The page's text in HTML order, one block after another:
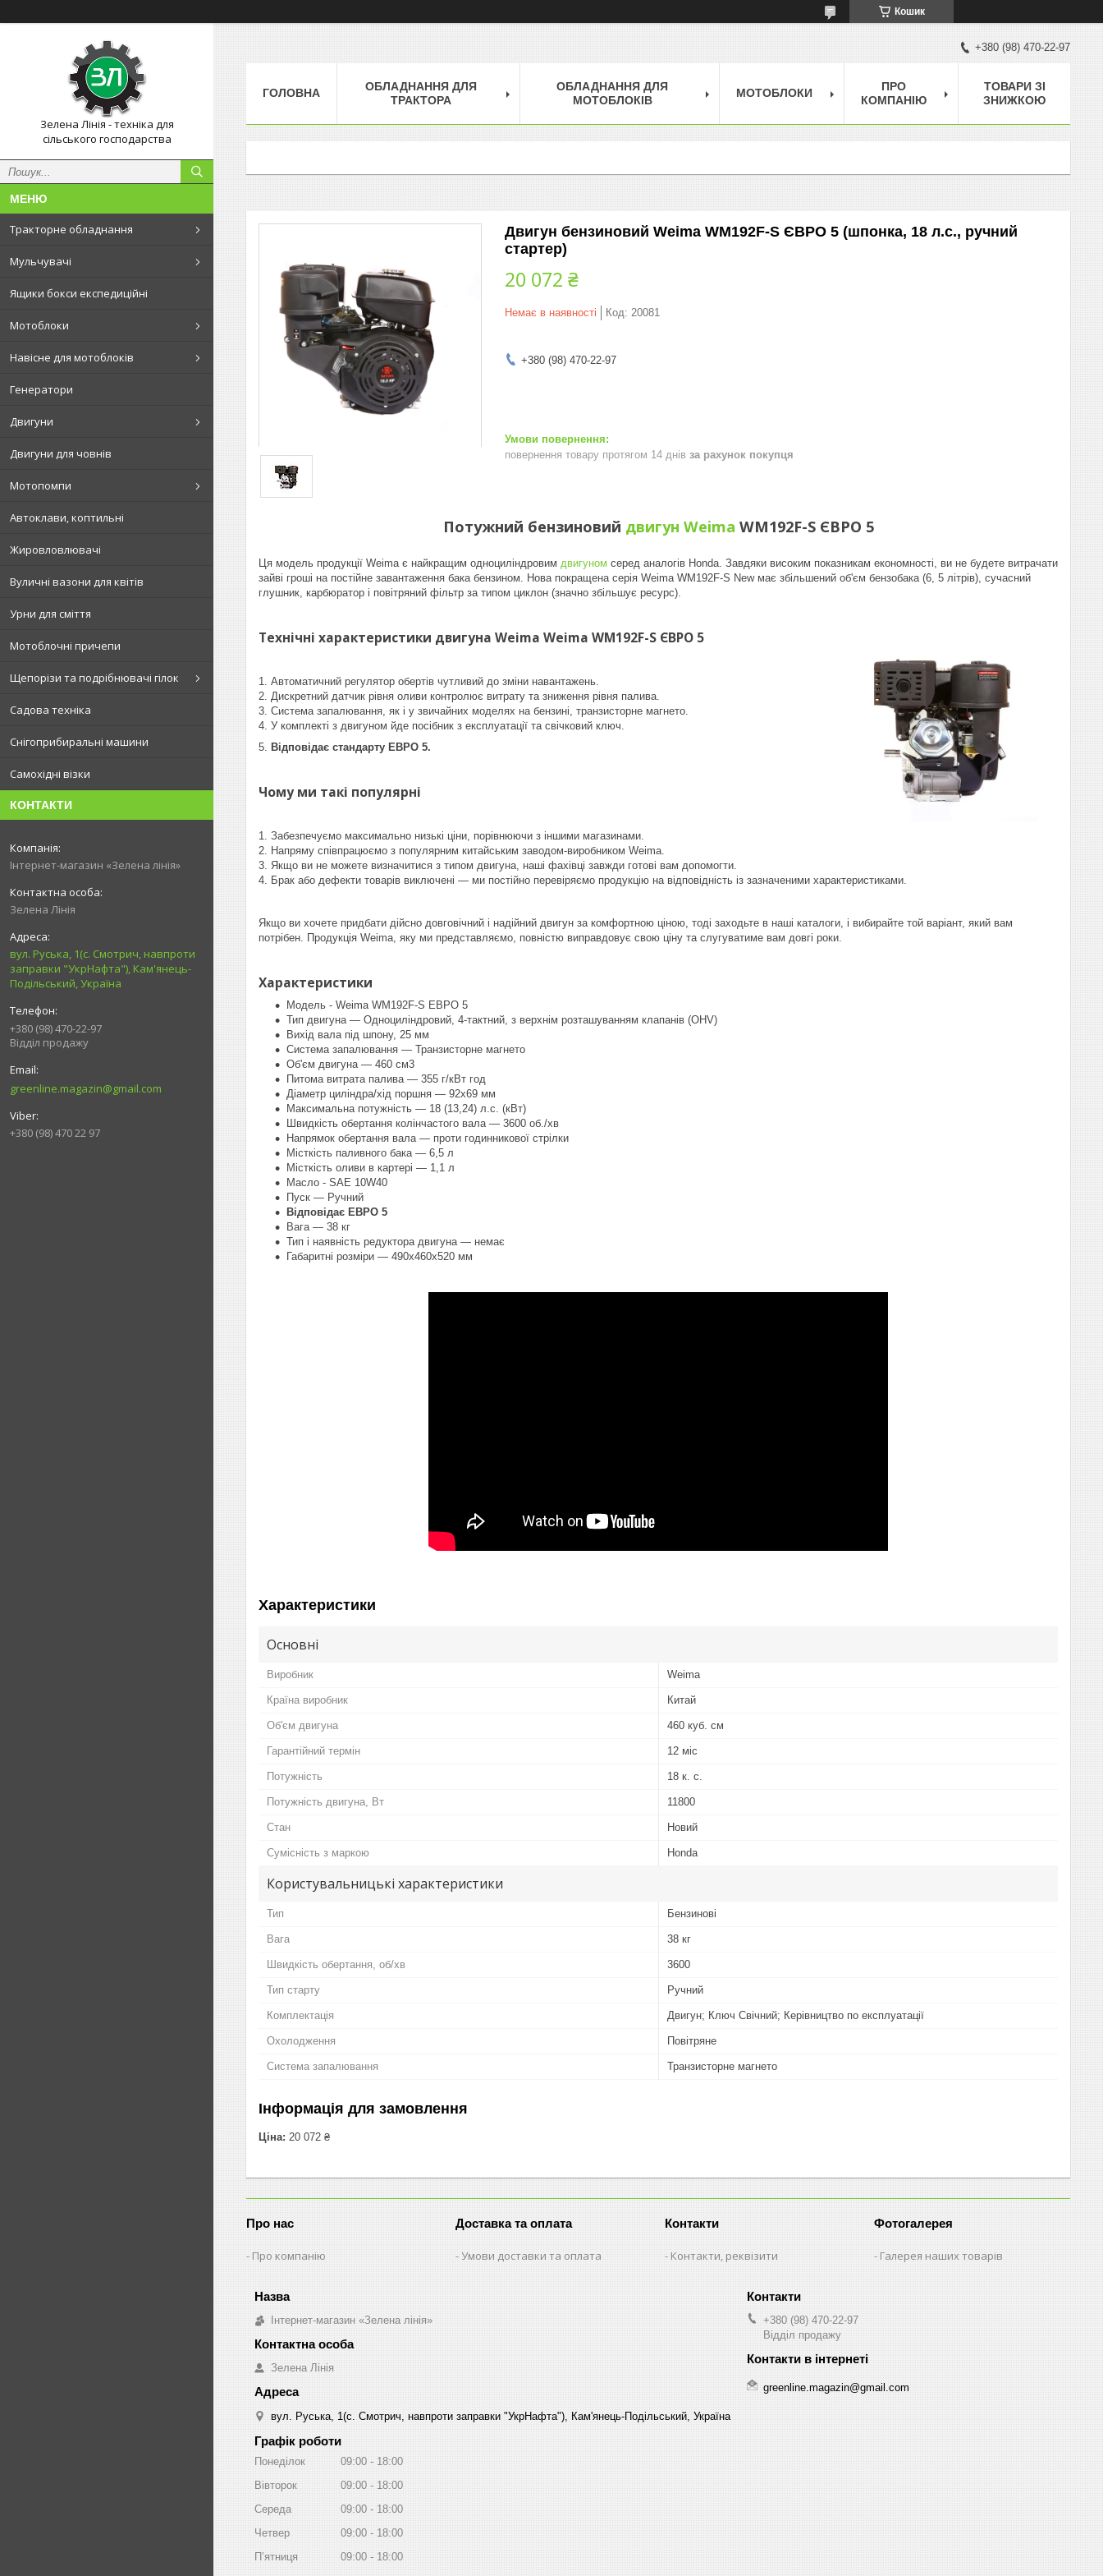
Кошик
Зелена Лінія - техніка для
сільського господарства
Тракторне обладнання
Мульчувачі
Ящики бокси експедиційні
Мотоблоки
Навісне для мотоблоків
Генератори
Двигуни
Двигуни для човнів
Мотопомпи
Автоклави, коптильні
Жировловлювачі
Вуличні вазони для квітів
Урни для сміття
Мотоблочні причепи
Щепорізи та подрібнювачі гілок
Садова техніка
Снігоприбиральні машини
Самохідні візки
КОНТАКТИ
Інтернет-магазин «Зелена лінія»
Зелена Лінія
вул. Руська, 1(с. Смотрич, навпроти
заправки "УкрНафта"), Кам'янець-
Подільський, Україна
+380 (98) 470-22-97
Відділ продажу
greenline.magazin@gmail.com
+380 (98) 470 22 97
+380 (98) 470-22-97
ГОЛОВНА
ОБЛАДНАННЯ ДЛЯ
ТРАКТОРА
ОБЛАДНАННЯ ДЛЯ
МОТОБЛОКІВ
МОТОБЛОКИ
ПРО
КОМПАНІЮ
ТОВАРИ ЗІ
ЗНИЖКОЮ
Двигун бензиновий Weima WM192F-S ЄВРО 5 (шпонка, 18 л.с., ручний
стартер)
20 072 ₴
Немає в наявності Код: 20081
+380 (98) 470-22-97
повернення товару протягом 14 днів за рахунок покупця
Потужний бензиновий двигун Weima WM192F-S ЄВРО 5
Ця модель продукції Weima є найкращим одноциліндровим двигуном серед аналогів Honda. Завдяки високим показникам економності, ви не будете витрачати
зайві гроші на постійне завантаження бака бензином. Нова покращена серія Weima WM192F-S New має збільшений об'єм бензобака (6, 5 літрів), сучасний
глушник, карбюратор і повітряний фільтр за типом циклон (значно збільшує ресурс).
Технічні характеристики двигуна Weima Weima WM192F-S ЄВРО 5
1. Автоматичний регулятор обертів чутливий до зміни навантажень.
2. Дискретний датчик рівня оливи контролює витрату та зниження рівня палива.
3. Система запалювання, як і у звичайних моделях на бензині, транзисторне магнето.
4. У комплекті з двигуном йде посібник з експлуатації та свічковий ключ.
5.
Відповідає стандарту ЕВРО 5.
Чому ми такі популярні
1. Забезпечуємо максимально низькі ціни, порівнюючи з іншими магазинами.
2. Напряму співпрацюємо з популярним китайським заводом-виробником Weima.
3. Якщо ви не можете визначитися з типом двигуна, наші фахівці завжди готові вам допомогти.
4. Брак або дефекти товарів виключені — ми постійно перевіряємо продукцію на відповідність із зазначеними характеристиками.
Якщо ви хочете придбати дійсно довговічний і надійний двигун за комфортною ціною, тоді заходьте в наші каталоги, і вибирайте той варіант, який вам
потрібен. Продукція Weima, яку ми представляємо, повністю виправдовує свою ціну та слугуватиме вам довгі роки.
Характеристики
Модель - Weima WM192F-S ЕВРО 5
Тип двигуна — Одноциліндровий, 4-тактний, з верхнім розташуванням клапанів (ОНV)
Вихід вала під шпону, 25 мм
Система запалювання — Транзисторне магнето
Об'єм двигуна — 460 см3
Питома витрата палива — 355 г/кВт год
Діаметр циліндра/хід поршня — 92х69 мм
Максимальна потужність — 18 (13,24) л.с. (кВт)
Швидкість обертання колінчастого вала — 3600 об./хв
Напрямок обертання вала — проти годинникової стрілки
Місткість паливного бака — 6,5 л
Місткість оливи в картері — 1,1 л
Масло - SAE 10W40
Пуск — Ручний
Відповідає ЕВРО 5
Вага — 38 кг
Тип і наявність редуктора двигуна — немає
Габаритні розміри — 490х460х520 мм
Характеристики
Основні
Виробник Weima
Країна виробник Китай
Об'єм двигуна 460 куб. см
Гарантійний термін 12 міс
Потужність 18 к. с.
Потужність двигуна, Вт 11800
Стан Новий
Сумісність з маркою Honda
Користувальницькі характеристики
Тип Бензинові
Вага 38 кг
Швидкість обертання, об/хв 3600
Тип старту Ручний
Комплектація Двигун; Ключ Свічний; Керівництво по експлуатації
Охолодження Повітряне
Система запалювання Транзисторне магнето
Інформація для замовлення
Ціна: 20 072 ₴
Про нас
Про компанію
Доставка та оплата
Умови доставки та оплата
Контакти
Контакти, реквізити
Фотогалерея
Галерея наших товарів
Інтернет-магазин «Зелена лінія»
Зелена Лінія
вул. Руська, 1(с. Смотрич, навпроти заправки "УкрНафта"), Кам'янець-Подільський, Україна
+380 (98) 470-22-97
Відділ продажу
greenline.magazin@gmail.com
Графік роботи
Понеділок 09:00
18:00
Вівторок
09:00
18:00
Середа
09:00
18:00
Четвер
09:00
18:00
Пʼятниця
09:00
18:00